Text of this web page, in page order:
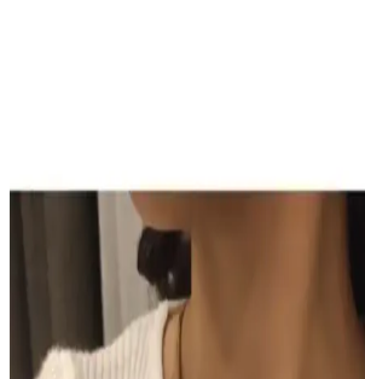
Sun Brown Carrot Butter Bronzlaştırıcı
cilde sağlıklı bronzluk kazandırır, hızlı emilir,
uzun süre kalıcı sonuçlar sağlar.
TUTUYA TEXTIL Hep Trend El
Renkli Lif Seti Detaylı İnceleme ve
Alanları